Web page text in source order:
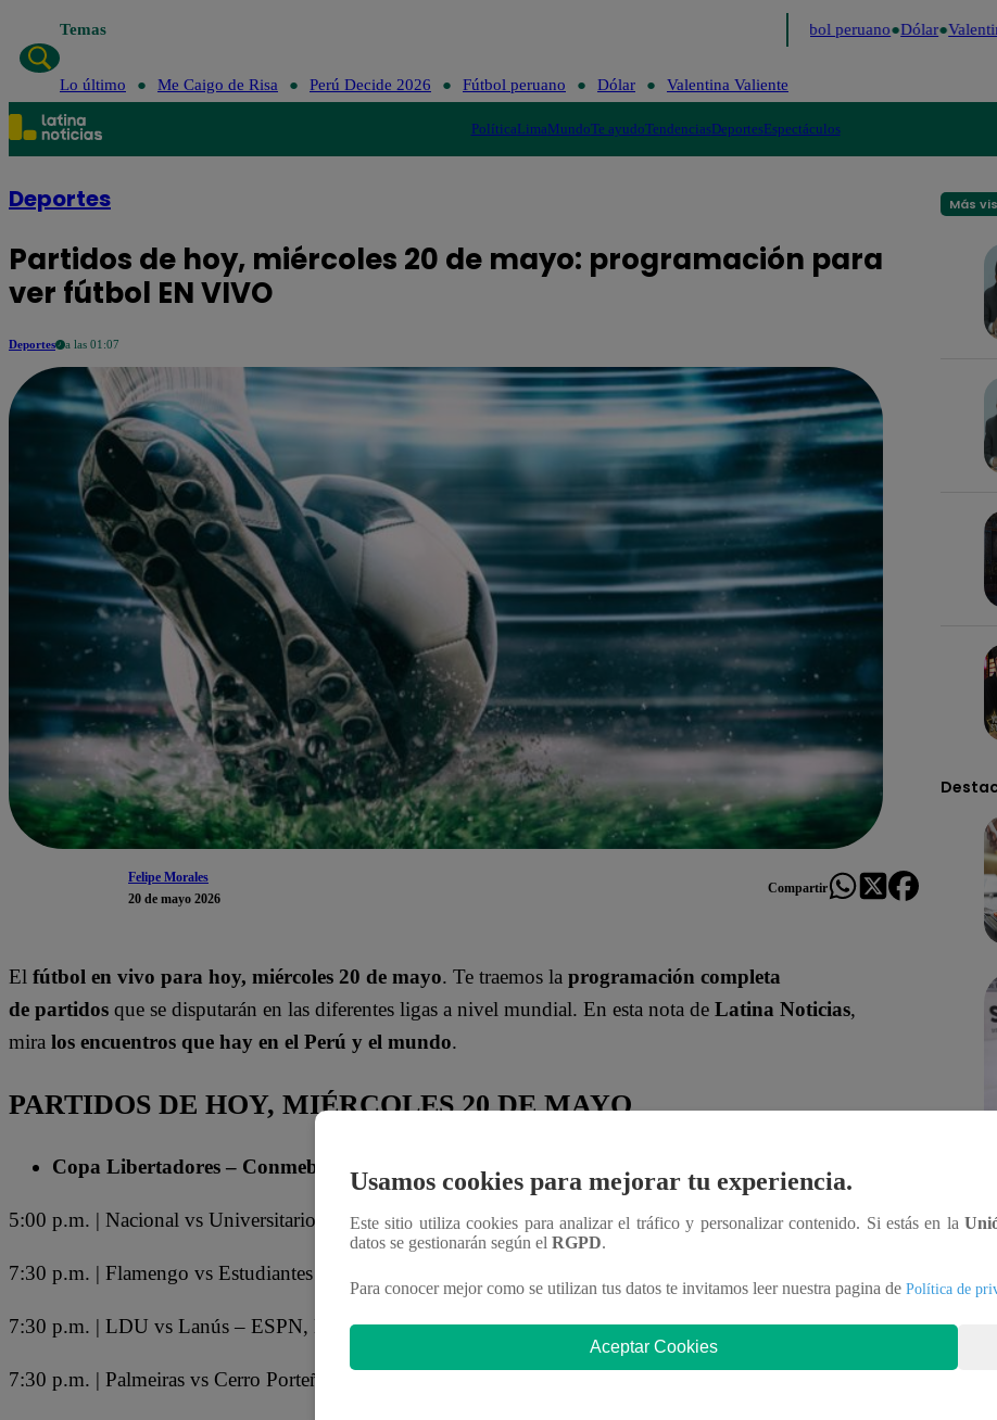
Temas Fútbol peruano Dólar
Lo último Me Caigo de Risa Perú Decide 2026 Fútbol peruano Dólar Valentina Valiente
PolíticaLimaMundoTe ayudoTendenciasDeportesEspectáculos
Deportes
Partidos de hoy, miércoles 20 de mayo: programación para
ver fútbol EN VIVO
Deportes a las 01:07
Felipe Morales
20 de mayo 2026
Compartir
El fútbol en vivo para hoy, miércoles 20 de mayo. Te traemos la programación completa
de partidos que se disputarán en las diferentes ligas a nivel mundial. En esta nota de Latina Noticias,
mira los encuentros que hay en el Perú y el mundo.
PARTIDOS DE HOY, MIÉRCOLES 20 DE MAYO
Copa Libertadores – Conmebol
5:00 p.m. | Nacional vs Universitario – ESPN 7, Disney+
7:30 p.m. | Flamengo vs Estudiantes – ESPN, Disney+
7:30 p.m. | LDU vs Lanús – ESPN, Disney+
7:30 p.m. | Palmeiras vs Cerro Porteño – ESPN 2, Disney+
Más
Usamos cookies para mejorar tu experiencia.
Este sitio utiliza cookies para analizar el tráfico y personalizar contenido. Si estás en la
datos se gestionarán según el RGPD.
Para conocer mejor como se utilizan tus datos te invitamos leer nuestra pagina de Política de
Aceptar Cookies